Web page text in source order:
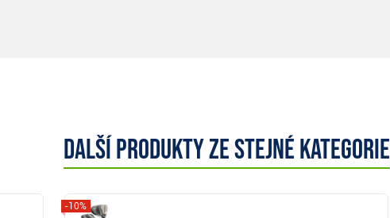
Další produkty ze stejné kategorie
-10%